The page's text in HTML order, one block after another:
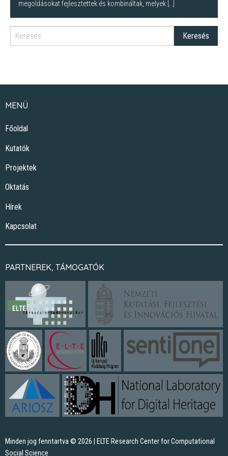
megoldásokat fejlesztettek és kombináltak, melyek […]
MENÜ
Főoldal
Kutatók
Projektek
Oktatás
Hírek
Kapcsolat
PARTNEREK, TÁMOGATÓK
Minden jog fenntartva © 2026 | ELTE Research Center for Computational
Social Science